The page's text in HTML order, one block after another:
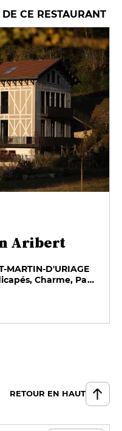
CE RESTAURANT
Aribert
MARTIN-D'URIAGE
Accès handicapés, Charme, Parking privé, Restaurant sélectionné par G&M, Restauration sur place, Salles de réunion
RETOUR EN HAUT